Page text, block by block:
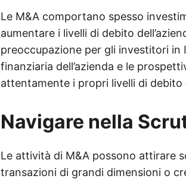
Le M&A comportano spesso
aumentare i livelli di debito
preoccupazione per gli investitori in
finanziaria dell’azienda e le
attentamente i propri livelli di debito
Navigare nella
Le attività di M&A possono attirare
transazioni di grandi dimensioni o